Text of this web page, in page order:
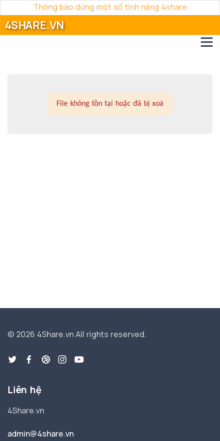
Thông báo dừng một số tính năng 4share
4SHARE.VN
File không tồn tại hoặc đã bị xoá
© 2026 4Share.vnAll rights reserved.
Liên hệ
4Share.vn
admin@4share.vn